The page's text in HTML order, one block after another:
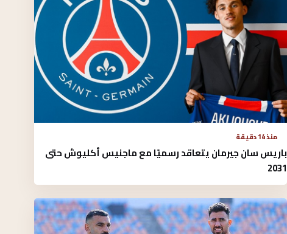
منذ 14 دقيقة
باريس سان جيرمان يتعاقد رسميًا مع ماجنيس أكليوش حتى
2031